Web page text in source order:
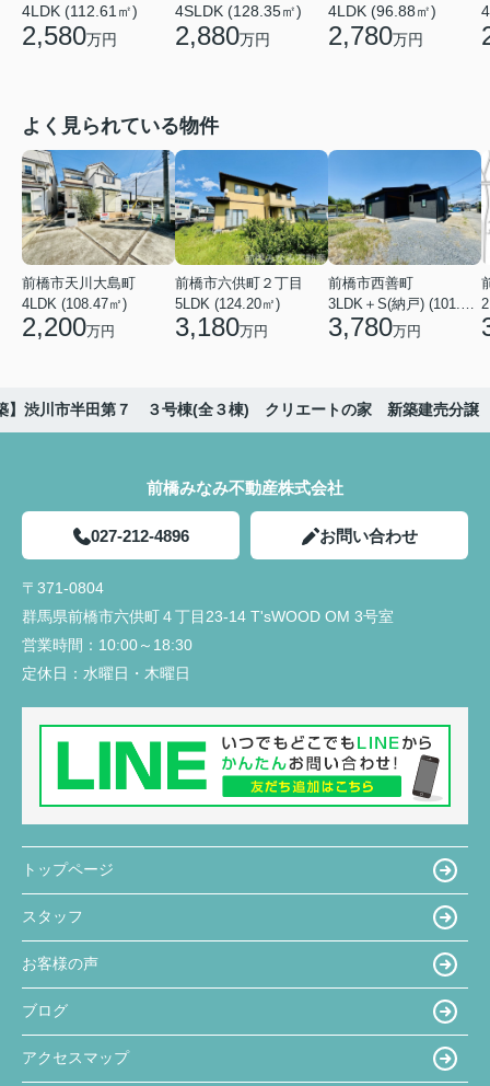
4LDK (112.61㎡)
2,580万円
4SLDK (128.35㎡)
2,880万円
4LDK (96.88㎡)
2,780万円
よく見られている物件
前橋市天川大島町
4LDK (108.47㎡)
2,200万円
前橋市六供町２丁目
5LDK (124.20㎡)
3,180万円
前橋市西善町
3,780万円
】渋川市半田第７ ３号棟(全３棟) クリエートの家 新築建売分譲
前橋みなみ不動産株式会社
027-212-4896 お問い合わせ
〒371-0804
群馬県前橋市六供町４丁目23‐14 T'sWOOD OM 3号室
営業時間： 10:00～18:30
定休日： 水曜日・木曜日
トップページ
スタッフ
お客様の声
ブログ
アクセスマップ